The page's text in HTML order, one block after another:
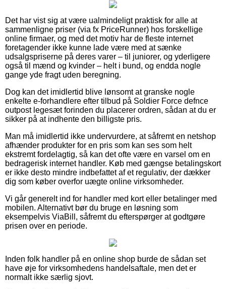
Det har vist sig at være ualmindeligt praktisk for alle at
sammenligne priser (via fx PriceRunner) hos forskellige
online firmaer, og med det motiv har de fleste internet
foretagender ikke kunne lade være med at sænke
udsalgspriserne på deres varer – til juniorer, og yderligere
også til mænd og kvinder – helt i bund, og endda nogle
gange yde fragt uden beregning.
Dog kan det imidlertid blive lønsomt at granske nogle
enkelte e-forhandlere efter tilbud på Soldier Force defnce
outpost legesæt forinden du placerer ordren, sådan at du er
sikker på at indhente den billigste pris.
Man må imidlertid ikke undervurdere, at såfremt en netshop
afhænder produkter for en pris som kan ses som helt
ekstremt fordelagtig, så kan det ofte være en varsel om en
bedragerisk internet handler. Køb med gængse betalingskort
er ikke desto mindre indbefattet af et regulativ, der dækker
dig som køber overfor uægte online virksomheder.
Vi går generelt ind for handler med kort eller betalinger med
mobilen. Alternativt bør du bruge en løsning som
eksempelvis ViaBill, såfremt du efterspørger at godtgøre
prisen over en periode.
Inden folk handler på en online shop burde de sådan set
have øje for virksomhedens handelsaftale, men det er
normalt ikke særlig sjovt.